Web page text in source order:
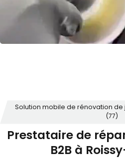
Prestataire de
B2B à
Solution mobile de rénovation
(77)